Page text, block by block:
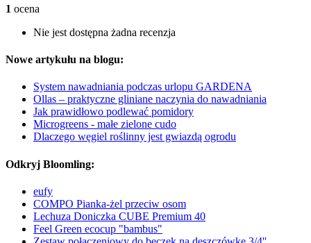
1 ocena
Nie jest dostępna żadna recenzja
Nowe artykułu na blogu:
System nawadniania podczas urlopu GARDENA
Ollas – praktyczne gliniane naczynia do nawadniania
Jak prawidłowo podlewać pomidory
Microgreens - małe zielone cudo
Dlaczego węgiel roślinny jest gwiazdą ogrodu
Odkryj Bloomling:
eufy
COMPO Pianka-żel przeciw osom
Lechuza Doniczka CUBE Premium 40
Feel Green ecocup "bambus"